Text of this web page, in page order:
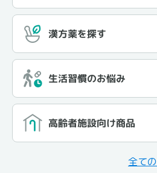
漢方薬を探す
生活習慣のお悩み
高齢者施設向け商品
全ての